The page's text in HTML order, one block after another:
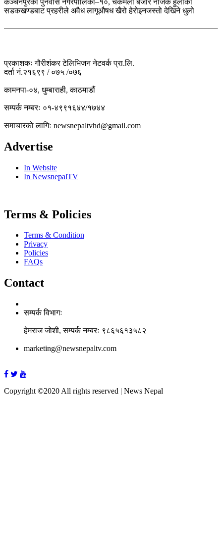
सडकखण्डबाट प्रहरीले अवैध लागूऔषध खैरो हेरोइनजस्तो देखिने धुलो
प्रकाशकः गौरीशंकर टेलिभिजन नेटवर्क प्रा.लि.
दर्ता नं.२१६९९ / ०७५ /०७६
कामनपा-०४, धुम्बाराही, काठमाडौं
सम्पर्क नम्बरः ०१-४९९१६४४/१७४४
समाचारकाे लागिः newsnepaltvhd@gmail.com
Advertise
In Website
In NewsnepalTV
Terms & Policies
Terms & Condition
Privacy
Policies
FAQs
Contact
सम्पर्क विभागः
हेमराज जोशी, सम्पर्क नम्बरः ९८६५६१३५८२
marketing@newsnepaltv.com
Copyright ©2020 All rights reserved | News Nepal